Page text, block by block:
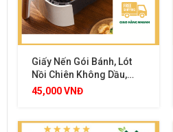
Giấy Nến Gói Bánh, Lót
Nồi Chiên Không Dầu,
Họa Tiết Hình Báo, Cuộn
45,000VNĐ